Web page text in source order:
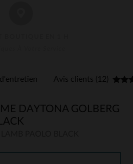
Avis clients (12)
DAYTONA GOLBERG